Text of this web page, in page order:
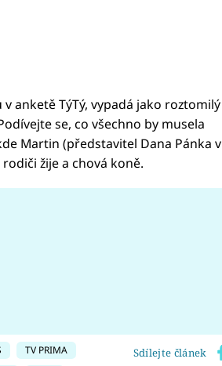
anketě TýTý, vypadá jako roztomilý
se, co všechno by musela
Martin (představitel Dana Pánka v
žije a chová koně.
Sdílejte článek
TV PRIMA